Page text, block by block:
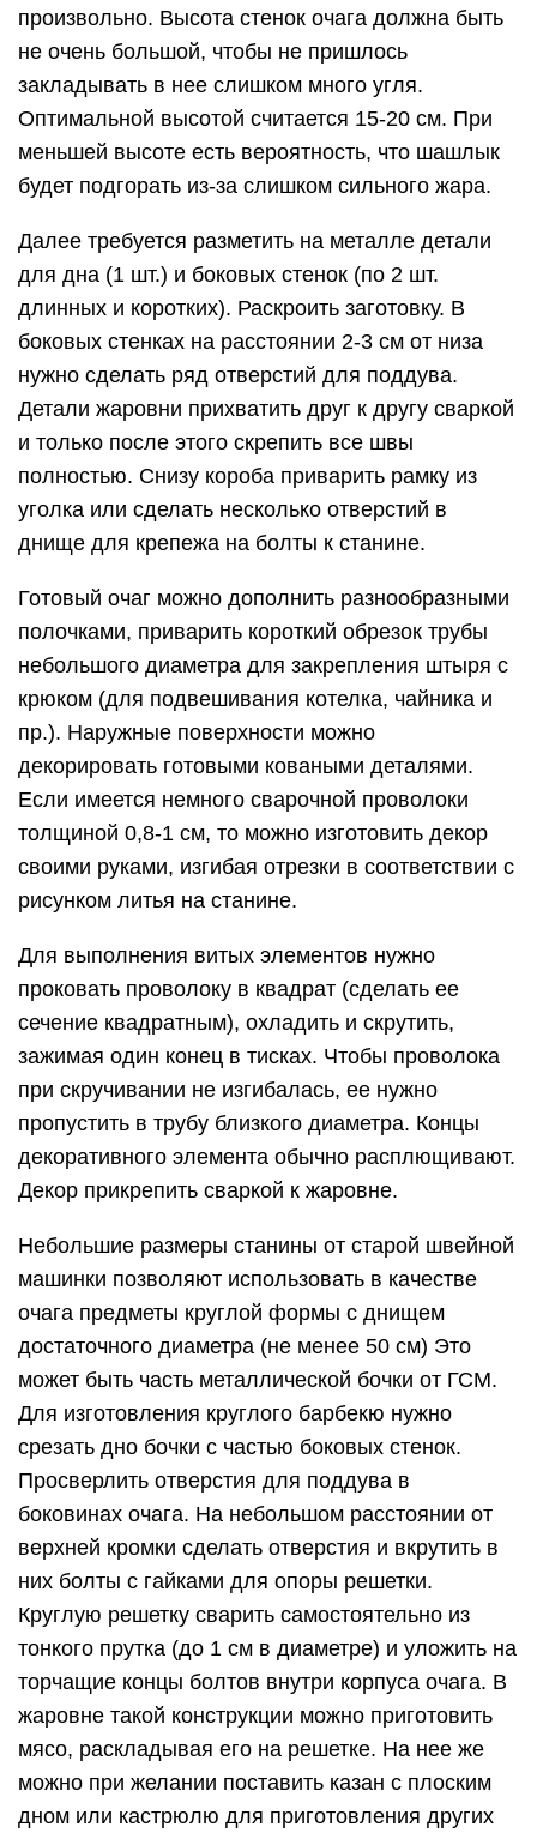
произвольно. Высота стенок очага должна быть
не очень большой, чтобы не пришлось
закладывать в нее слишком много угля.
Оптимальной высотой считается 15-20 см. При
меньшей высоте есть вероятность, что шашлык
будет подгорать из-за слишком сильного жара.
Далее требуется разметить на металле детали
для дна (1 шт.) и боковых стенок (по 2 шт.
длинных и коротких). Раскроить заготовку. В
боковых стенках на расстоянии 2-3 см от низа
нужно сделать ряд отверстий для поддува.
Детали жаровни прихватить друг к другу сваркой
и только после этого скрепить все швы
полностью. Снизу короба приварить рамку из
уголка или сделать несколько отверстий в
днище для крепежа на болты к станине.
Готовый очаг можно дополнить разнообразными
полочками, приварить короткий обрезок трубы
небольшого диаметра для закрепления штыря с
крюком (для подвешивания котелка, чайника и
пр.). Наружные поверхности можно
декорировать готовыми коваными деталями.
Если имеется немного сварочной проволоки
толщиной 0,8-1 см, то можно изготовить декор
своими руками, изгибая отрезки в соответствии с
рисунком литья на станине.
Для выполнения витых элементов нужно
проковать проволоку в квадрат (сделать ее
сечение квадратным), охладить и скрутить,
зажимая один конец в тисках. Чтобы проволока
при скручивании не изгибалась, ее нужно
пропустить в трубу близкого диаметра. Концы
декоративного элемента обычно расплющивают.
Декор прикрепить сваркой к жаровне.
Небольшие размеры станины от старой швейной
машинки позволяют использовать в качестве
очага предметы круглой формы с днищем
достаточного диаметра (не менее 50 см) Это
может быть часть металлической бочки от ГСМ.
Для изготовления круглого барбекю нужно
срезать дно бочки с частью боковых стенок.
Просверлить отверстия для поддува в
боковинах очага. На небольшом расстоянии от
верхней кромки сделать отверстия и вкрутить в
них болты с гайками для опоры решетки.
Круглую решетку сварить самостоятельно из
тонкого прутка (до 1 см в диаметре) и уложить на
торчащие концы болтов внутри корпуса очага. В
жаровне такой конструкции можно приготовить
мясо, раскладывая его на решетке. На нее же
можно при желании поставить казан с плоским
дном или кастрюлю для приготовления других